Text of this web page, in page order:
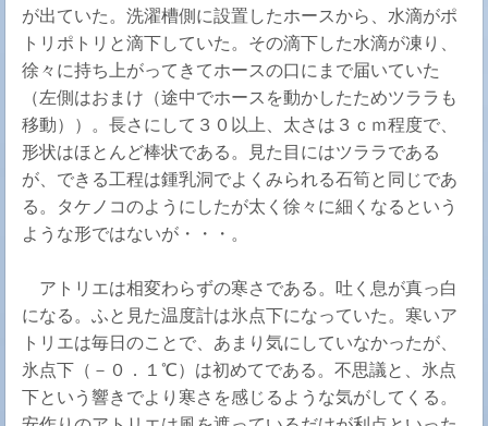
が出ていた。洗濯槽側に設置したホースから、水滴がポ
トリポトリと滴下していた。その滴下した水滴が凍り、
徐々に持ち上がってきてホースの口にまで届いていた
（左側はおまけ（途中でホースを動かしたためツララも
移動））。長さにして３０以上、太さは３ｃｍ程度で、
形状はほとんど棒状である。見た目にはツララである
が、できる工程は鍾乳洞でよくみられる石筍と同じであ
る。タケノコのようにしたが太く徐々に細くなるという
ような形ではないが・・・。
アトリエは相変わらずの寒さである。吐く息が真っ白
になる。ふと見た温度計は氷点下になっていた。寒いア
トリエは毎日のことで、あまり気にしていなかったが、
氷点下（－０．１℃）は初めてである。不思議と、氷点
下という響きでより寒さを感じるような気がしてくる。